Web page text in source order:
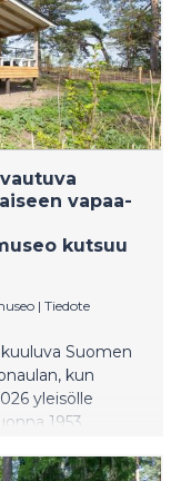
vapaa-
kutsuu
| Tiedote
Suomen
kun
yleisölle
1953
asumista